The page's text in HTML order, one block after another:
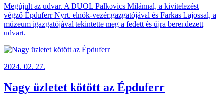
Megújult az udvar. A DUOL Palkovics Milánnal, a kivitelezést
végző Épduferr Nyrt. elnök-vezérigazgatójával és Farkas Lajossal, a
múzeum igazgatójával tekintette meg a fedett és újra berendezett
udvart.
2024. 02. 27.
Nagy üzletet kötött az Épduferr